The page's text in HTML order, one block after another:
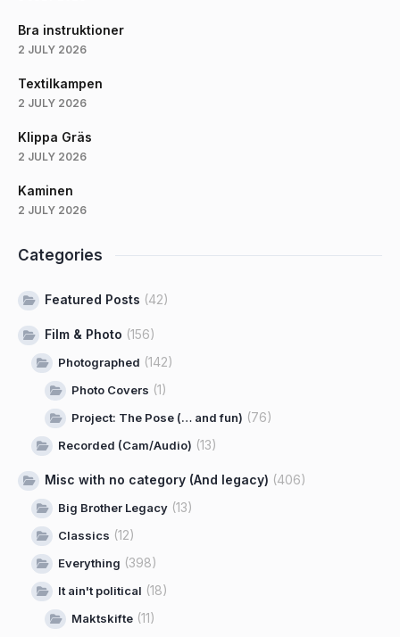
Bra instruktioner
2 JULY 2026
Textilkampen
2 JULY 2026
Klippa Gräs
2 JULY 2026
Kaminen
2 JULY 2026
Categories
Featured Posts (42)
Film & Photo (156)
Photographed (142)
Photo Covers (1)
Project: The Pose (… and fun) (76)
Recorded (Cam/Audio) (13)
Misc with no category (And legacy) (406)
Big Brother Legacy (13)
Classics (12)
Everything (398)
It ain't political (18)
Maktskifte (11)